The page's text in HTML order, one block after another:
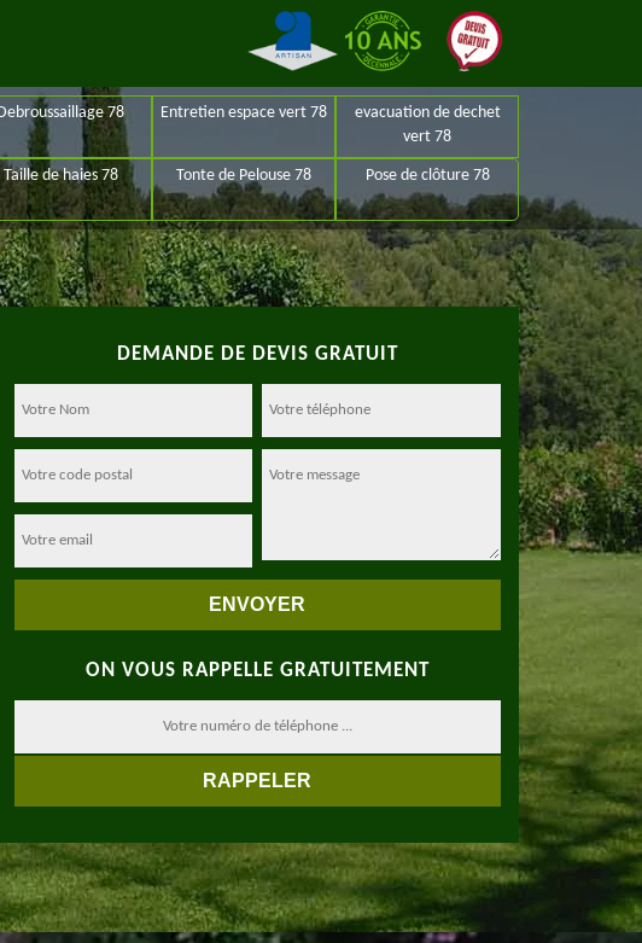
78 Entretien espace vert 78
evacuation de dechet
vert 78
Taille de haies 78 Tonte de Pelouse 78 Pose de clôture 78
DEMANDE DE DEVIS GRATUIT
ON VOUS RAPPELLE GRATUITEMENT